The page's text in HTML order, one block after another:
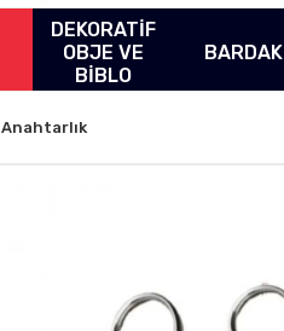
DEKORATİF
OBJE VE
BİBLO
BARDAK
Anahtarlık